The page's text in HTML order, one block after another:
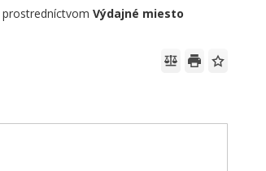
prostredníctvomVýdajné miesto